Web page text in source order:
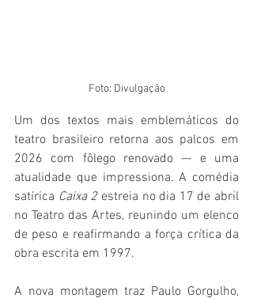
Foto: Divulgação
Um dos textos mais emblemáticos do
teatro brasileiro retorna aos palcos em
2026 com fôlego renovado — e uma
atualidade que impressiona. A comédia
satírica Caixa 2 estreia no dia 17 de abril
no Teatro das Artes, reunindo um elenco
de peso e reafirmando a força crítica da
obra escrita em 1997.
A nova montagem traz Paulo Gorgulho,